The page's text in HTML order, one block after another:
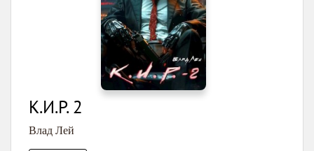
К.И.Р. 2
Влад Лей